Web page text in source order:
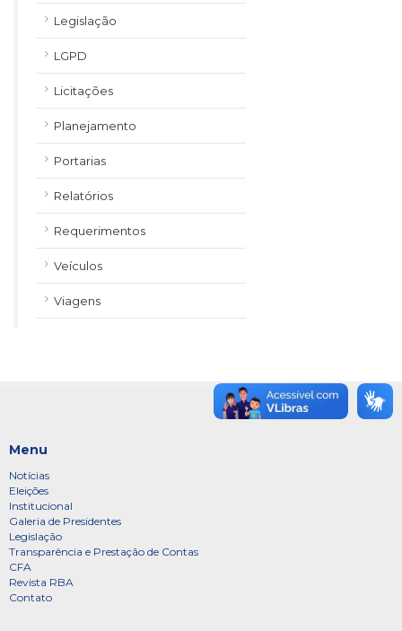
Legislação
LGPD
Licitações
Planejamento
Portarias
Relatórios
Requerimentos
Veículos
Viagens
Menu
Notícias
Eleições
Institucional
Galeria de Presidentes
Legislação
Transparência e Prestação de Contas
CFA
Revista RBA
Contato